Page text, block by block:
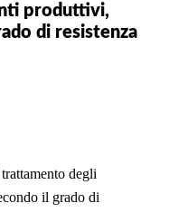
produttivi,
di resistenza
degli
il grado di